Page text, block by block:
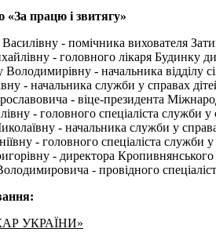
працю і звитягу»
- помічника вихователя
- головного лікаря Будинку
- начальника відділу
- начальника служби у справах дітей
- віце-президента
- головного спеціаліста служби у
- начальника служби у справах
- головного спеціаліста служби у
- директора Кропивнянського
- провідного
УКРАЇНИ»